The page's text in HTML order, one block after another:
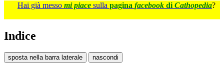
Hai già messo mi piace sulla pagina facebook di Cathopedia?
Indice
sposta nella barra laterale nascondi